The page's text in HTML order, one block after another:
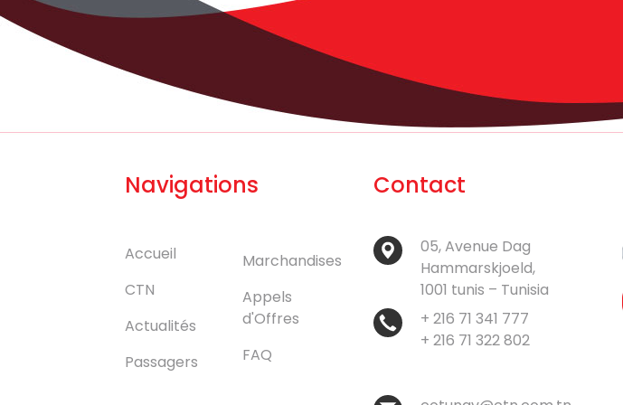
Navigations
Accueil
CTN
Actualités
Passagers
Marchandises
Appels
d'Offres
FAQ
Contact
05, Avenue Dag
Hammarskjoeld,
1001 tunis – Tunisia
+ 216 71 341 777
+ 216 71 322 802